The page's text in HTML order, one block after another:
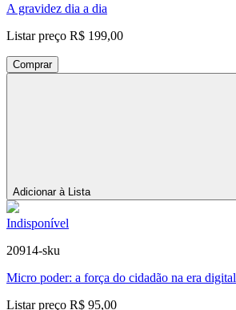
A gravidez dia a dia
Listar preço R$ 199,00
Comprar
Adicionar à Lista
Indisponível
20914-sku
Micro poder: a força do cidadão na era digital
Listar preço R$ 95,00